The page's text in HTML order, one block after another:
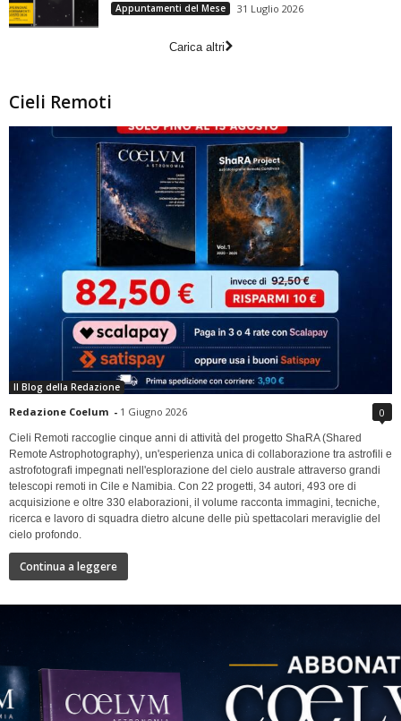
Appuntamenti del Mese 31 Luglio 2026
Carica altri
Cieli Remoti
Il Blog della Redazione
Redazione Coelum - 1 Giugno 2026 0
Cieli Remoti raccoglie cinque anni di attività del progetto ShaRA (Shared
Remote Astrophotography), un'esperienza unica di collaborazione tra astrofili e
astrofotografi impegnati nell'esplorazione del cielo australe attraverso grandi
telescopi remoti in Cile e Namibia. Con 22 progetti, 34 autori, 493 ore di
acquisizione e oltre 330 elaborazioni, il volume racconta immagini, tecniche,
ricerca e lavoro di squadra dietro alcune delle più spettacolari meraviglie del
cielo profondo.
Continua a leggere